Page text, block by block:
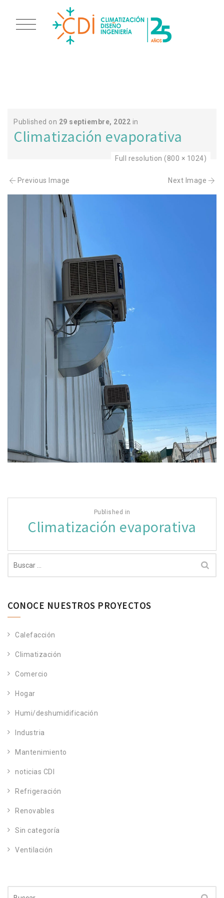
Published on 29 septiembre, 2022 in
Climatización evaporativa
Full resolution (800 × 1024)
Previous Image Next Image
entradas
Published in
Climatización evaporativa
CONOCE NUESTROS PROYECTOS
Calefacción
Climatización
Comercio
Hogar
Humi/deshumidificación
Industria
Mantenimiento
noticias CDI
Refrigeración
Renovables
Sin categoría
Ventilación